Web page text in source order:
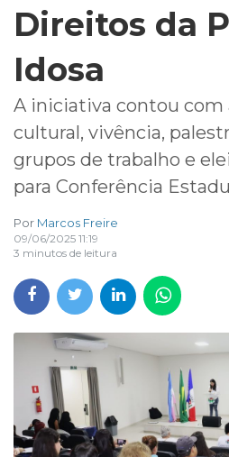
Direitos da
Idosa
A iniciativa contou com
cultural, vivência,
grupos de trabalho e
para Conferência
Por Marcos Freire
09/06/2025 11:19
3 minutos de leitura